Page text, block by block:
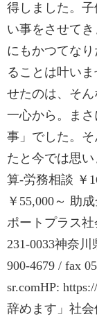
得しました。
い事をさせて
にもかつてな
ることは叶い
せたのは、そ
一心から。ま
事」でした。
たと今では思
算-労務相談 ￥
￥55,000～ 助
ポートプラス
231-0033神奈
900-4679 / fax
sr.comHP:
辞めます」社